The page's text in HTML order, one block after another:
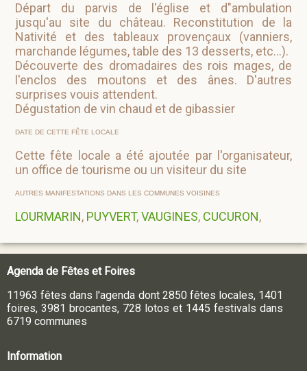
Départ du parvis de l'église et d"ambulation
jusqu'au site du château. Reconstitution de la
Nativité et des tableaux provençaux (vanniers,
marchande légumes, table des 13 desserts, etc...).
Découverte des dromadaires des rois mages, de
l'enclos des moutons et des ânes. D'autres
surprises vouis attendent.
Dégustation de vin chaud et de gibassier
DATE DE CETTE FÊTE LOCALE
Cette fête locale a été ajoutée par l'organisateur,
un office de tourisme ou un visiteur du site
AUTRES MANIFESTATIONS DANS LES COMMUNES VOISINES
LOURMARIN, PUYVERT,VAUGINES, CUCURON,
Agenda de Fêtes et Foires
11963 fêtes dans l'agenda dont 2850 fêtes locales, 1401
foires, 3981 brocantes, 728 lotos et 1445 festivals dans
6719 communes
Information